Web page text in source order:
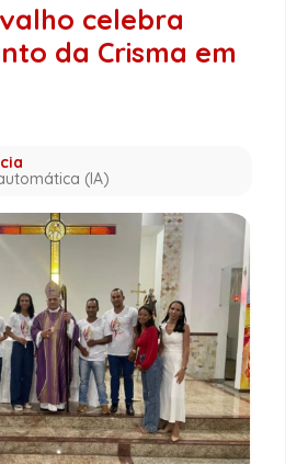
celebra
da Crisma em
(IA)